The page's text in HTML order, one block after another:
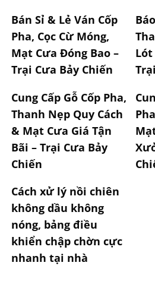
Bán Sỉ & Lẻ Ván Cốp
Pha, Cọc Cừ Móng,
Mạt Cưa Đóng Bao –
Trại Cưa Bảy Chiến
Lót
Cung Cấp Gỗ Cốp Pha,
Thanh Nẹp Quy Cách
& Mạt Cưa Giá Tận
Bãi – Trại Cưa Bảy
Chiến
Cách xử lý nồi chiên
không dầu không
nóng, bảng điều
khiển chập chờn cực
nhanh tại nhà